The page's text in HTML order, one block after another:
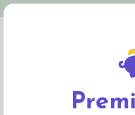
mohair in gomitolo- col. castano ramato